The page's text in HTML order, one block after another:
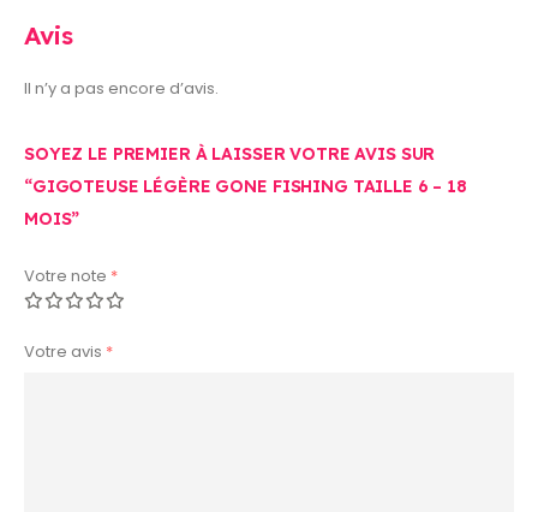
Avis
Il n’y a pas encore d’avis.
SOYEZ LE PREMIER À LAISSER VOTRE AVIS SUR
“GIGOTEUSE LÉGÈRE GONE FISHING TAILLE 6 – 18
MOIS”
Votre note *
Votre avis *